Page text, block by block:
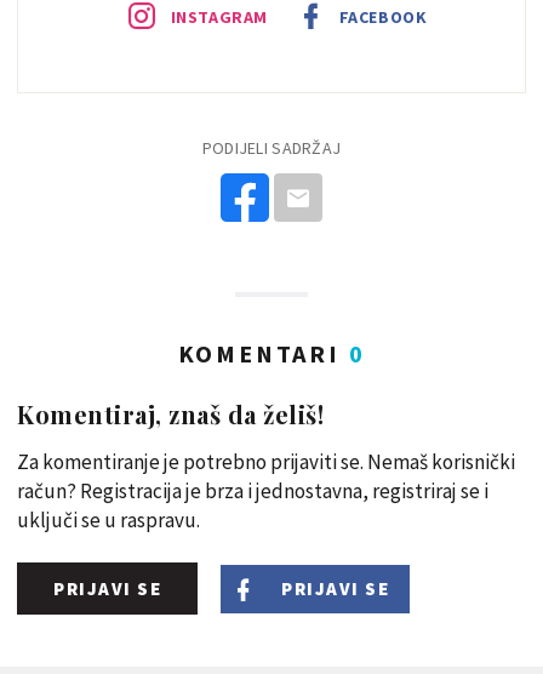
INSTAGRAM FACEBOOK
PODIJELI SADRŽAJ
KOMENTARI 0
Komentiraj, znaš da želiš!
Za komentiranje je potrebno prijaviti se. Nemaš korisnički
račun? Registracija je brza i jednostavna, registriraj se i
uključi se u raspravu.
PRIJAVI SE PRIJAVI SE